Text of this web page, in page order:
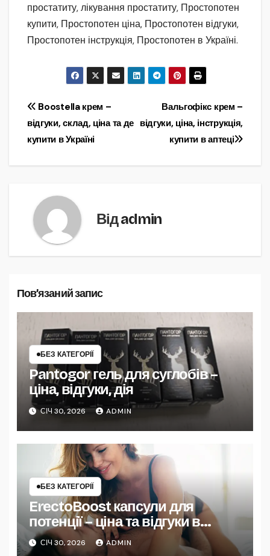
простатиту, лікування простатиту, Простопотен
купити, Простопотен ціна, Простопотен відгуки,
Простопотен інструкція, Простопотен в Україні.
Навігація
записів
Вальгофікс крем –
відгуки, ціна, інструкція,
купити в аптеці
Boostella крем –
відгуки, склад, ціна та де
купити в Україні
Відadmin
Пов’язаний запис
БЕЗ КАТЕГОРІЇ
Pantogor гель для суглобів –
ціна, відгуки, дія
СІЧ 30, 2026 ADMIN
БЕЗ КАТЕГОРІЇ
ErectoBoost капсули для
потенції – ціна та відгуки в
Україні
СІЧ 30, 2026 ADMIN